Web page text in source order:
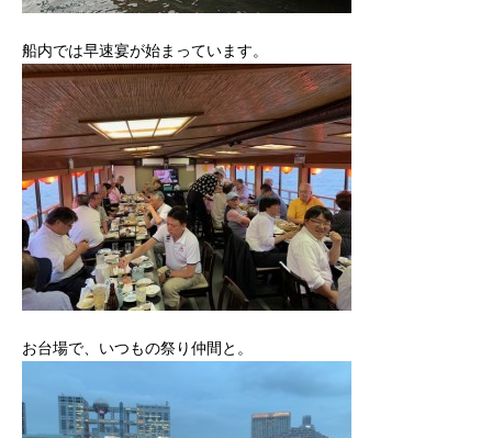
船内では早速宴が始まっています。
お台場で、いつもの祭り仲間と。